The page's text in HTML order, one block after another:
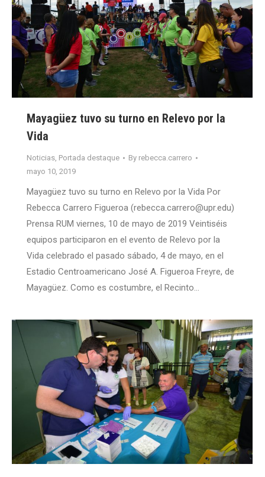
Mayagüez tuvo su turno en Relevo por la
Vida
Noticias, Portada destaque By rebecca.carrero
mayo 10, 2019
Mayagüez tuvo su turno en Relevo por la Vida Por
Rebecca Carrero Figueroa (rebecca.carrero@upr.edu)
Prensa RUM viernes, 10 de mayo de 2019 Veintiséis
equipos participaron en el evento de Relevo por la
Vida celebrado el pasado sábado, 4 de mayo, en el
Estadio Centroamericano José A. Figueroa Freyre, de
Mayagüez. Como es costumbre, el Recinto…